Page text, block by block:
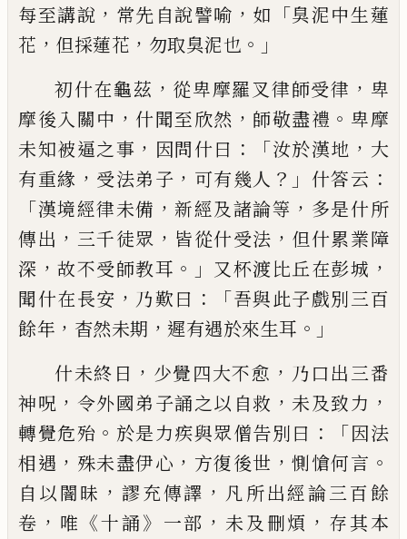
每至講說 ， 常先自說譬喻 ， 如 「臭泥中生蓮
花 ， 但採蓮花 ， 勿取臭泥也 。」
初什在龜茲 ， 從卑摩羅叉律師受律 ， 卑
摩後入關中 ， 什聞至欣然 ， 師敬盡禮 。 卑摩
未知被逼之事 ， 因問什曰 ：「汝於漢地 ， 大
有重緣 ， 受法弟子 ， 可有幾人 ？」 什答云 ：
「漢境經律未備 ，新經及諸論等 ， 多是什所
傳出 ， 三千徒眾 ， 皆從什受法 ， 但什累業障
深 ，故不受師教耳 。」 又杯渡比丘在彭城 ，
聞什在長安 ， 乃歎曰 ：「吾與此子戲別三百
餘年 ， 杳然未期 ， 遲有遇於來生耳 。」
什未終日 ， 少覺四大不愈 ， 乃口出三番
神呪 ， 令外國弟子誦之以自救 ， 未及致力 ，
轉覺危殆 。 於是力疾與眾僧告別曰 ：「因法
相遇 ， 殊未盡伊心 ， 方復後世 ，惻愴何言 。
自以闇昧 ， 謬充傳譯 ， 凡所出經論三百餘
卷 ， 唯 《十誦》 一部 ， 未及刪煩 ， 存其本